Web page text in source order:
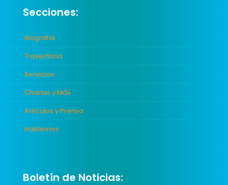
Secciones:
Biografía
Trayectoria
Servicios
Charlas y Más
Artículos y Prensa
Hablemos
Boletín de Noticias: